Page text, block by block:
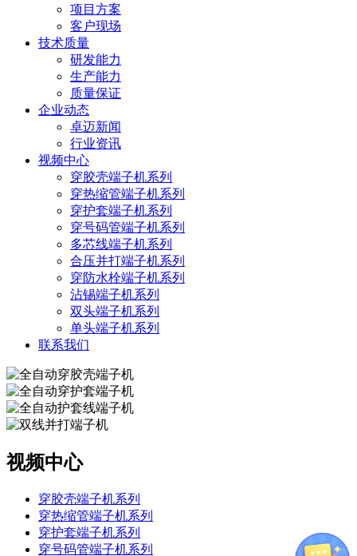
项目方案
客户现场
技术质量
研发能力
生产能力
质量保证
企业动态
卓迈新闻
行业资讯
视频中心
穿胶壳端子机系列
穿热缩管端子机系列
穿护套端子机系列
穿号码管端子机系列
多芯线端子机系列
合压并打端子机系列
穿防水栓端子机系列
沾锡端子机系列
双头端子机系列
单头端子机系列
联系我们
视频中心
穿胶壳端子机系列
穿热缩管端子机系列
穿护套端子机系列
穿号码管端子机系列